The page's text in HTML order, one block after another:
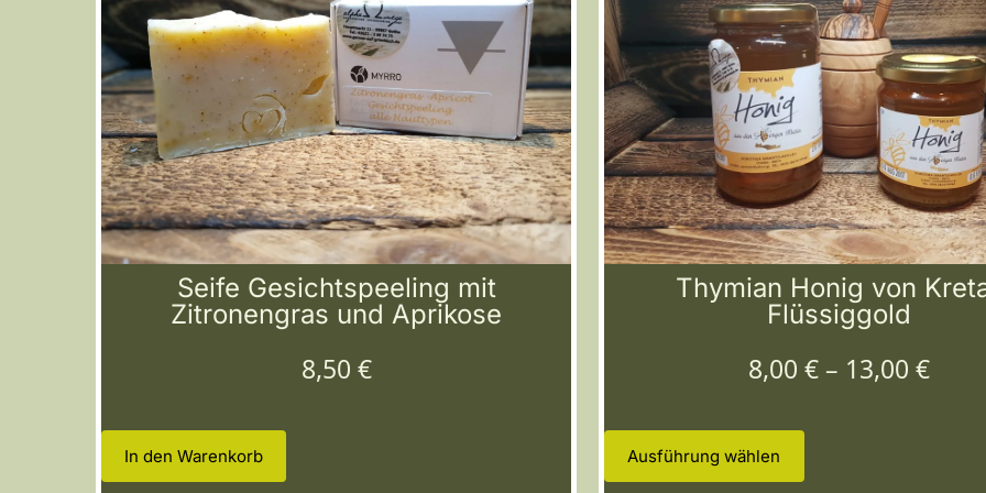
Seife Gesichtspeeling mit
Zitronengras und Aprikose
8,50 €
In den Warenkorb
Thymian Honig von
Flüssiggold
8,00€ – 13,00€
Ausführung wählen